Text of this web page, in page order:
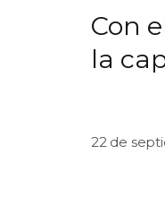
Con
la
22 de